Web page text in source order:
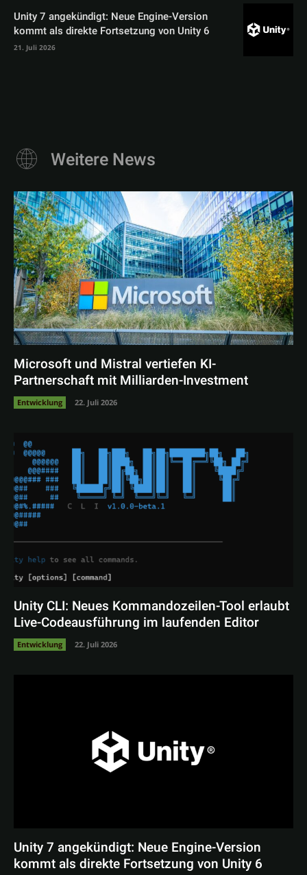
Unity 7 angekündigt: Neue Engine-Version
kommt als direkte Fortsetzung von Unity 6
21. Juli 2026
Weitere News
Microsoft und Mistral vertiefen KI-
Partnerschaft mit Milliarden-Investment
Entwicklung 22. Juli 2026
Unity CLI: Neues Kommandozeilen-Tool erlaubt
Live-Codeausführung im laufenden Editor
Entwicklung 22. Juli 2026
Unity 7 angekündigt: Neue Engine-Version
kommt als direkte Fortsetzung von Unity 6